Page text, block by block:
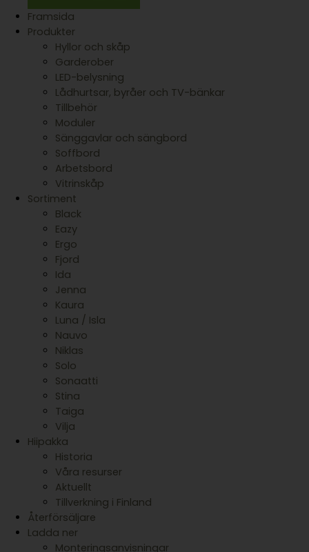
Framsida
Produkter
Hyllor och skåp
Garderober
LED-belysning
Lådhurtsar, byråer och TV-bänkar
Tillbehör
Moduler
Sänggavlar och sängbord
Soffbord
Arbetsbord
Vitrinskåp
Sortiment
Black
Eazy
Ergo
Fjord
Ida
Jenna
Kaura
Luna / Isla
Nauvo
Niklas
Solo
Sonaatti
Stina
Taiga
Vilja
Hiipakka
Historia
Våra resurser
Aktuellt
Tillverkning i Finland
Återförsäljare
Ladda ner
Monteringsanvisningar